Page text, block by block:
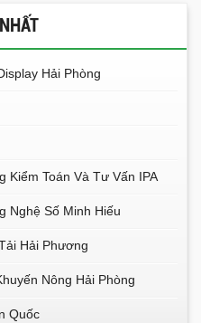
Hải Phòng
Kiểm Toán Và Tư Vấn IPA
Nghệ Số Minh Hiếu
Hải Phương
Nông Hải Phòng
Quốc